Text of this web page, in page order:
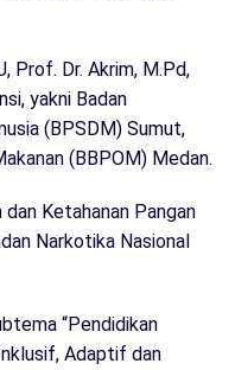
Prof. Dr. Akrim, M.Pd,
yakni Badan
(BPSDM) Sumut,
(BBPOM) Medan.
Ketahanan Pangan
Narkotika Nasional
“Pendidikan
Adaptif dan